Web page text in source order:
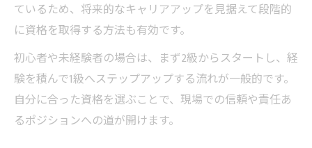
ているため、将来的なキャリアアップを見据えて段階的
に資格を取得する方法も有効です。
初心者や未経験者の場合は、まず2級からスタートし、経
験を積んで1級へステップアップする流れが一般的です。
自分に合った資格を選ぶことで、現場での信頼や責任あ
るポジションへの道が開けます。